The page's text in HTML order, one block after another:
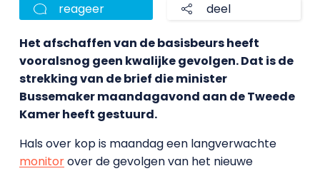
reageer deel
Het afschaffen van de basisbeurs heeft
vooralsnog geen kwalijke gevolgen. Dat is de
strekking van de brief die minister
Bussemaker maandagavond aan de Tweede
Kamer heeft gestuurd.
Hals over kop is maandag een langverwachte
monitorover de gevolgen van het nieuwe